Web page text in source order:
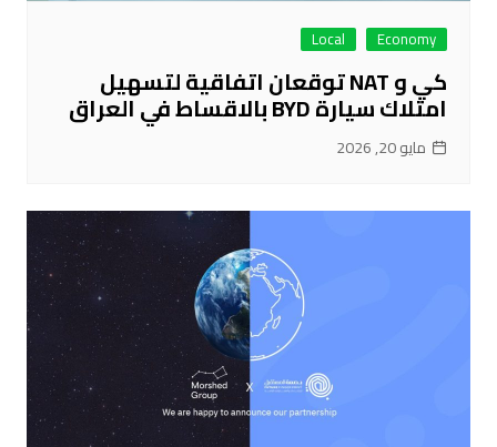
Economy
Local
كي و NAT توقعان اتفاقية لتسهيل
امتلاك سيارة BYD بالاقساط في العراق
مايو 20, 2026